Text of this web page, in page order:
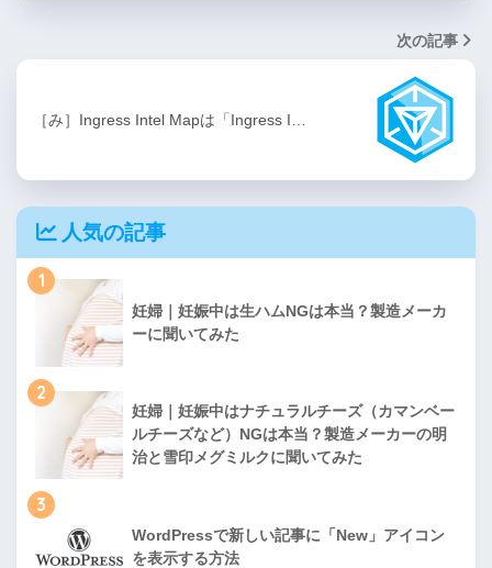
次の記事
［み］Ingress Intel Mapは「Ingress I…
人気の記事
1
妊婦｜妊娠中は生ハムNGは本当？製造メーカ
ーに聞いてみた
2
妊婦｜妊娠中はナチュラルチーズ（カマンベー
ルチーズなど）NGは本当？製造メーカーの明
治と雪印メグミルクに聞いてみた
3
WordPressで新しい記事に「New」アイコン
を表示する方法